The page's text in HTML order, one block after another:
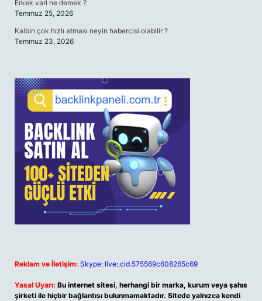
Erkek vari ne demek ?
Temmuz 25, 2026
Kalbin çok hızlı atması neyin habercisi olabilir ?
Temmuz 23, 2026
Reklam ve İletişim: Skype: live:.cid.575569c608265c69
Yasal Uyarı: Bu internet sitesi, herhangi bir marka, kurum veya şahıs
şirketi ile hiçbir bağlantısı bulunmamaktadır. Sitede yalnızca kendi